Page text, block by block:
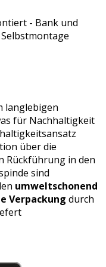
- Bank und
langlebigen
für Nachhaltigkeit
über die
Rückführung in den
sind
umweltschonend
Verpackung durch